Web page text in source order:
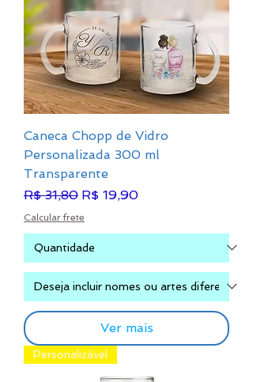
Caneca Chopp de Vidro
Personalizada 300 ml
Transparente
Preço normal
R$ 31,80 Preço promocional
R$ 19,90
Calcular frete
Ver mais
Personalizável